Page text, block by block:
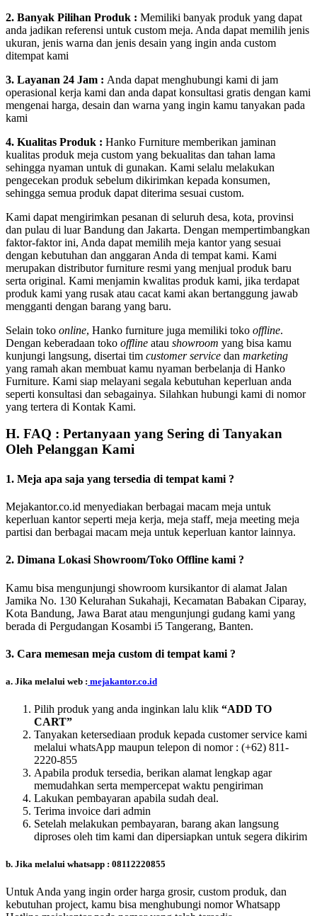
2. Banyak Pilihan Produk : Memiliki banyak produk yang dapat
anda jadikan referensi untuk custom meja. Anda dapat memilih jenis
ukuran, jenis warna dan jenis desain yang ingin anda custom
ditempat kami
3. Layanan 24 Jam : Anda dapat menghubungi kami di jam
operasional kerja kami dan anda dapat konsultasi gratis dengan kami
mengenai harga, desain dan warna yang ingin kamu tanyakan pada
kami
4. Kualitas Produk : Hanko Furniture memberikan jaminan
kualitas produk meja custom yang bekualitas dan tahan lama
sehingga nyaman untuk di gunakan. Kami selalu melakukan
pengecekan produk sebelum dikirimkan kepada konsumen,
sehingga semua produk dapat diterima sesuai custom.
Kami dapat mengirimkan pesanan di seluruh desa, kota, provinsi
dan pulau di luar Bandung dan Jakarta. Dengan mempertimbangkan
faktor-faktor ini, Anda dapat memilih meja kantor yang sesuai
dengan kebutuhan dan anggaran Anda di tempat kami. Kami
merupakan distributor furniture resmi yang menjual produk baru
serta original. Kami menjamin kwalitas produk kami, jika terdapat
produk kami yang rusak atau cacat kami akan bertanggung jawab
mengganti dengan barang yang baru.
Selain toko online, Hanko furniture juga memiliki toko offline.
Dengan keberadaan toko offline atau showroom yang bisa kamu
kunjungi langsung, disertai tim customer service dan marketing
yang ramah akan membuat kamu nyaman berbelanja di Hanko
Furniture. Kami siap melayani segala kebutuhan keperluan anda
seperti konsultasi dan sebagainya. Silahkan hubungi kami di nomor
yang tertera di Kontak Kami.
H. FAQ : Pertanyaan yang Sering di Tanyakan
Oleh Pelanggan Kami
1. Meja apa saja yang tersedia di tempat kami ?
Mejakantor.co.id menyediakan berbagai macam meja untuk
keperluan kantor seperti meja kerja, meja staff, meja meeting meja
partisi dan berbagai macam meja untuk keperluan kantor lainnya.
2. Dimana Lokasi Showroom/Toko Offline kami ?
Kamu bisa mengunjungi showroom kursikantor di alamat Jalan
Jamika No. 130 Kelurahan Sukahaji, Kecamatan Babakan Ciparay,
Kota Bandung, Jawa Barat atau mengunjungi gudang kami yang
berada di Pergudangan Kosambi i5 Tangerang, Banten.
3. Cara memesan meja custom di tempat kami ?
a. Jika melalui web : mejakantor.co.id
Pilih produk yang anda inginkan lalu klik “ADD TO
CART”
Tanyakan ketersediaan produk kepada customer service kami
melalui whatsApp maupun telepon di nomor : (+62) 811-
2220-855
Apabila produk tersedia, berikan alamat lengkap agar
memudahkan serta mempercepat waktu pengiriman
Lakukan pembayaran apabila sudah deal.
Terima invoice dari admin
Setelah melakukan pembayaran, barang akan langsung
diproses oleh tim kami dan dipersiapkan untuk segera dikirim
b. Jika melalui whatsapp : 08112220855
Untuk Anda yang ingin order harga grosir, custom produk, dan
kebutuhan project, kamu bisa menghubungi nomor Whatsapp